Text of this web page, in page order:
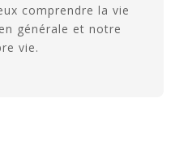
comprendre la vie
générale et notre
vie.